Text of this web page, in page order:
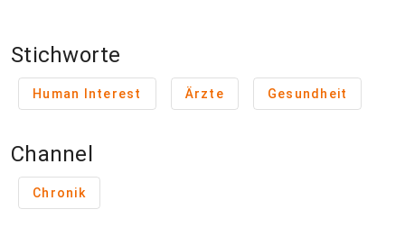
Stichworte
Human Interest Ärzte Gesundheit
Channel
Chronik